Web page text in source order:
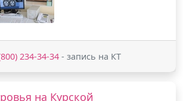
234-34-34 - запись на КТ
на Курской